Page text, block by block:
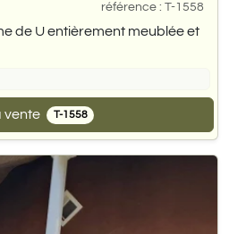
référence : T-1558
de U entièrement meublée et
vente T-1558